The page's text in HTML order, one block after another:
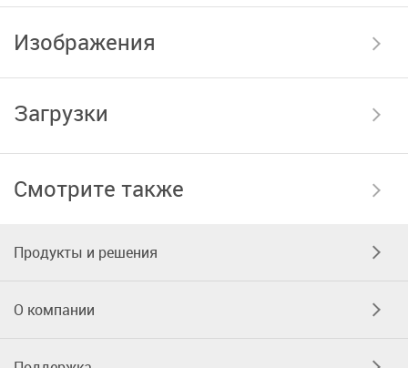
Изображения
Загрузки
Смотрите также
Продукты и решения
О компании